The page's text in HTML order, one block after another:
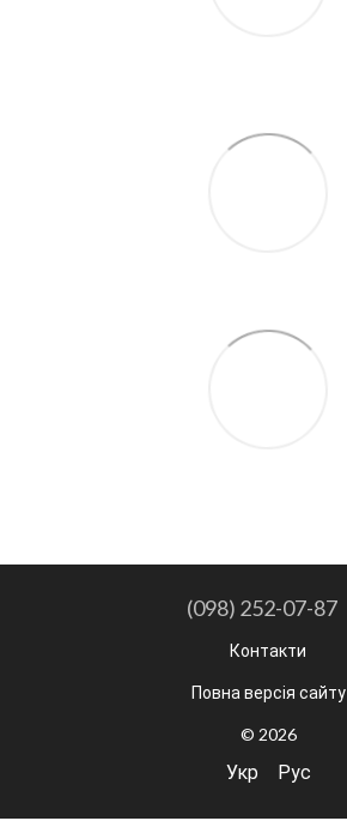
(098) 252-07-87
Контакти
Повна версія сайту
© 2026
Укр Рус